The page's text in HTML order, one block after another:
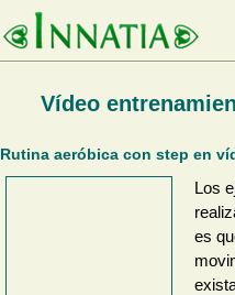
Vídeo
Rutina aeróbica con step en
Los
es